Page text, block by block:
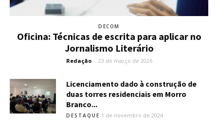
DECOM
Oficina: Técnicas de escrita para aplicar no
Jornalismo Literário
Redação - 23 de março de 2026
Licenciamento dado à construção de
duas torres residenciais em Morro
Branco...
DESTAQUE 1 de novembro de 2024